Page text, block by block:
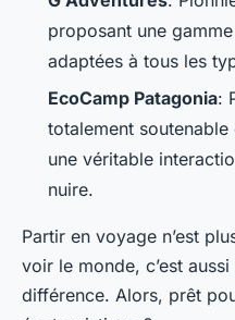
proposant une
adaptées à tous les
EcoCamp Patagonia:
totalement
une véritable
nuire.
Partir en voyage n’est
voir le monde, c’est
différence. Alors, prêt